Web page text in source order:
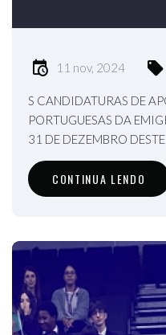
11 nov, 2024
S CANDIDATURAS DE
PORTUGUESAS DA
31 DE DEZEMBRO
CONTINUA LENDO